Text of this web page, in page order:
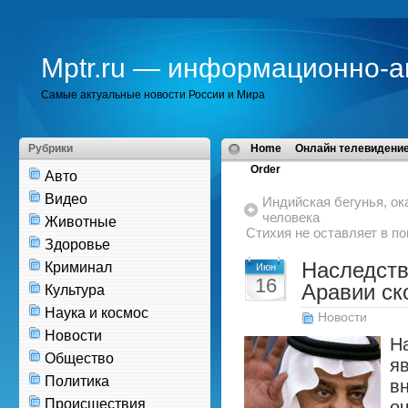
Mptr.ru — информационно-
Самые актуальные новости России и Мира
Рубрики
Авто
Видео
Животные
Здоровье
Криминал
Культура
Наука и космос
Новости
Общество
Политика
Происшествия
Home
Онлайн
Order
Индийская бегунья,
человека
Стихия не оставляет в
Июн
16
Аравии
Новости